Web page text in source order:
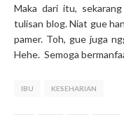
Maka dari itu,
tulisan blog. Niat gue
pamer. Toh, gue juga
Hehe. Semoga
IBU KESEHARIAN